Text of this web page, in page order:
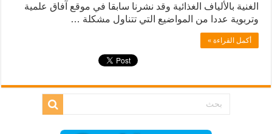
الغنية بالألياف الغذائية وقد نشرنا سابقا في موقع آفاق علمية
وتربوية عددا من المواضيع التي تتناول مشكلة …
أكمل القراءة »